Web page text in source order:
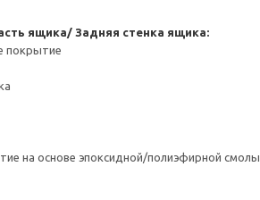
ящика/ Задняя стенка ящика:
покрытие
на основе эпоксидной/полиэфирной смолы